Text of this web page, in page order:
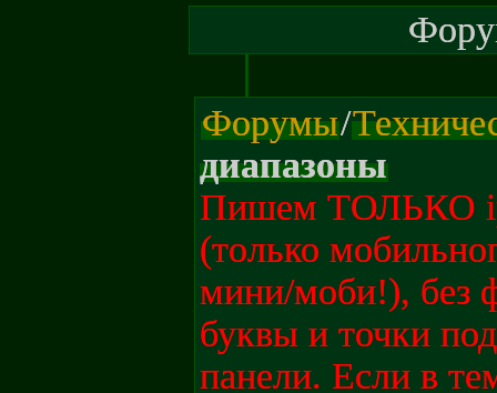
Форумы/
диапазоны
Пишем ТОЛЬКО
(только
мини/моби!), без
буквы и точки
панели. Если в